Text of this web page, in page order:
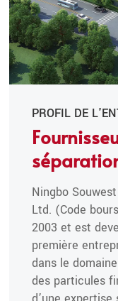
PROFIL DE
Ningbo
Ltd. (Code
2003 et est
première
dans le
des particules